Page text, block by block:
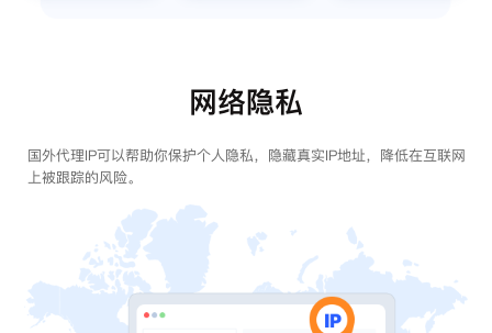
网络隐私
国外代理IP可以帮助你保护个人隐私，隐藏真实IP地址，降低在互联网
上被跟踪的风险。